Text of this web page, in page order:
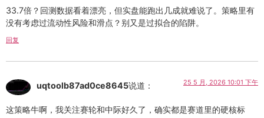
33.7倍？回测数据看着漂亮，但实盘能跑出几成就难说了。策略里有
没有考虑过流动性风险和滑点？别又是过拟合的陷阱。
回复
uqtoolb87ad0ce8645说道： 25 5 月, 2026 10:01 下午
这策略牛啊，我关注赛轮和中际好久了，确实都是赛道里的硬核标